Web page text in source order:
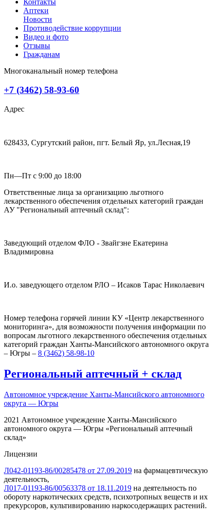
Контакты
Аптеки
Новости
Противодействие коррупции
Видео и фото
Отзывы
Гражданам
Многоканальный номер телефона
+7 (3462) 58-93-60
Адрес
628433, Сургутский район, пгт. Белый Яр, ул.Лесная,19
Пн—Пт с 9:00 до 18:00
Ответственные лица за организацию льготного
лекарственного обеспечения отдельных категорий граждан
АУ "Региональный аптечный склад":
Заведующий отделом ФЛО - Звайгзне Екатерина
Владимировна
И.о. заведующего отделом РЛО – Исаков Тарас Николаевич
Номер телефона горячей линии КУ «Центр лекарственного
мониторинга», для возможности получения информации по
вопросам льготного лекарственного обеспечения отдельных
категорий граждан Ханты-Мансийского автономного округа
– Югры – 8 (3462) 58-98-10
Региональный аптечный + склад
Автономное учреждение Ханты-Мансийского автономного
округа — Югры
2021 Автономное учреждение Ханты-Мансийского
автономного округа — Югры «Региональный аптечный
склад»
Лицензии
Л042-01193-86/00285478 от 27.09.2019 на фармацевтическую
деятельность,
Л017-01193-86/00563378 от 18.11.2019 на деятельность по
обороту наркотических средств, психотропных веществ и их
прекурсоров, культивированию наркосодержащих растений.